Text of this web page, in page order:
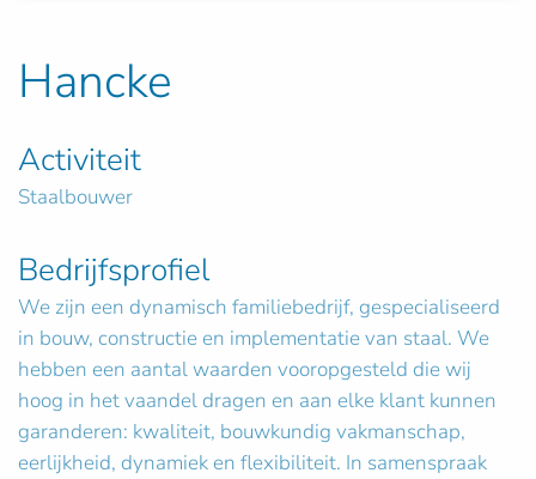
Hancke
Activiteit
Staalbouwer
Bedrijfsprofiel
We zijn een dynamisch familiebedrijf, gespecialiseerd
in bouw, constructie en implementatie van staal. We
hebben een aantal waarden vooropgesteld die wij
hoog in het vaandel dragen en aan elke klant kunnen
garanderen: kwaliteit, bouwkundig vakmanschap,
eerlijkheid, dynamiek en flexibiliteit. In samenspraak